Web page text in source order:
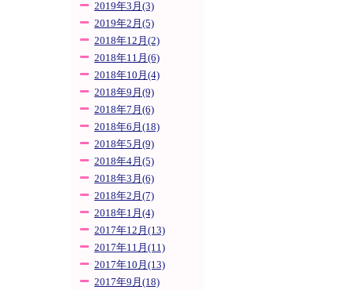
2019年3月(3)
2019年2月(5)
2018年12月(2)
2018年11月(6)
2018年10月(4)
2018年9月(9)
2018年7月(6)
2018年6月(18)
2018年5月(9)
2018年4月(5)
2018年3月(6)
2018年2月(7)
2018年1月(4)
2017年12月(13)
2017年11月(11)
2017年10月(13)
2017年9月(18)